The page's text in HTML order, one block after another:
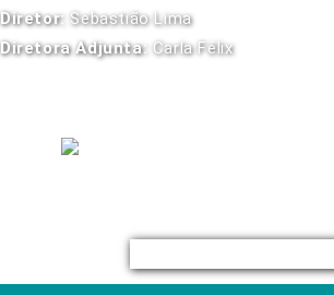
Diretor: Sebastião Lima
Diretora Adjunta: Carla Félix